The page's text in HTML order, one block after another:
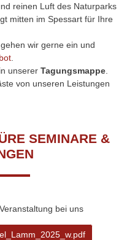
reinen Luft des Naturparks
mitten im Spessart für Ihre
wir gerne ein und
.
unserer Tagungsmappe.
von unseren Leistungen
SEMINARE &
bei uns